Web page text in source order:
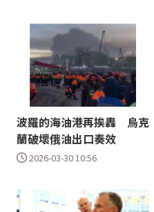
波羅的海油港再挨轟 烏克
蘭破壞俄油出口奏效
2026-03-30 10:56